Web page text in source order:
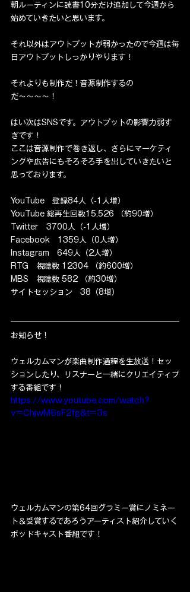
朝ルーティンに読書10分だけ追加して今週から
始めていきたいと思います。
それ以外はアウトプットが弱かったので今週は毎
日アウトプットしっかりやります！
それよりも制作だ！音源制作するの
だ〜〜〜〜！
はい次はSNSです。アウトプットの影響力弱す
ぎです！
ここは音源制作で巻き返し、さらにマーケティ
ングや広告にもそろそろ手を出していきたいと
思っております。
YouTube　登録84人（-1人増）
YouTube 総再生回数15,526 （約90増）
Twitter　3700人（-1人増）
Facebook　1359人（0人増）
Instagram　649人（2人増）
RTG　視聴数 12304 （約600増）
MBS　視聴数 582 （約30増）
サイトセッション　38（8増）
お知らせ！
ウェルカムマンが楽曲制作過程を生放送！セッ
ションしたり、リスナーと一緒にクリエイティブ
する番組です！
https://www.youtube.com/watch?
v=ChjwM6sF2fg&t=3s
ウェルカムマンの第64回グラミー賞にノミネー
ト＆受賞するであろうアーティスト紹介していく
ポッドキャスト番組です！